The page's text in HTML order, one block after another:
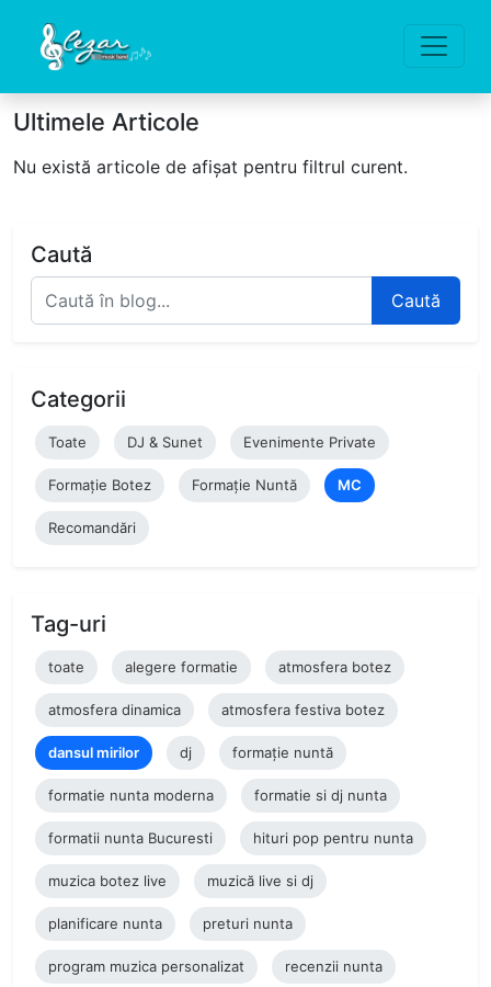
Ultimele Articole
Nu există articole de afișat pentru filtrul curent.
Caută
Caută
Categorii
Toate DJ & Sunet Evenimente Private
Formație Botez Formație Nuntă MC
Recomandări
Tag-uri
toate alegere formatie atmosfera botez
atmosfera dinamica atmosfera festiva botez
dansul mirilor dj formație nuntă
formatie nunta moderna formatie si dj nunta
formatii nunta Bucuresti hituri pop pentru nunta
muzica botez live muzică live si dj
planificare nunta preturi nunta
program muzica personalizat recenzii nunta